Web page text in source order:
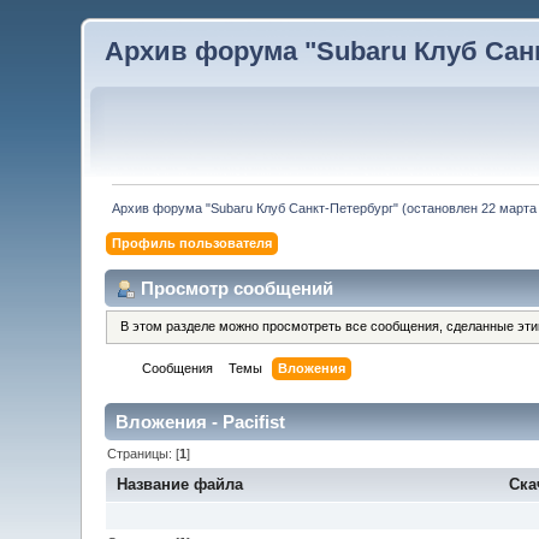
Архив форума "Subaru Клуб
Архив форума "Subaru Клуб Санкт-Петербург" (остановлен 22 марта
Профиль пользователя
Просмотр сообщений
В этом разделе можно просмотреть все сообщения, сделанные
Сообщения Темы Вложения
Вложения - Pacifist
Страницы: [1]
Название файла